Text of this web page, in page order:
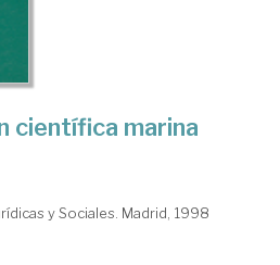
científica marina
y Sociales. Madrid, 1998